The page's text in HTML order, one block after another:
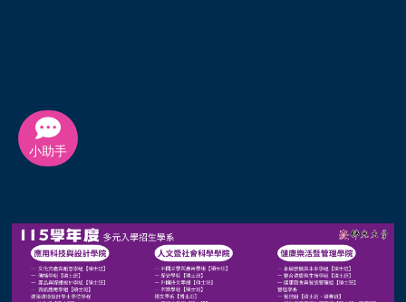
小助手